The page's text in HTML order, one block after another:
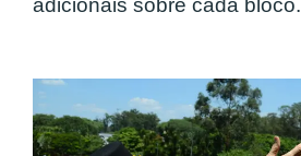
adicionais sobre cada bloco.